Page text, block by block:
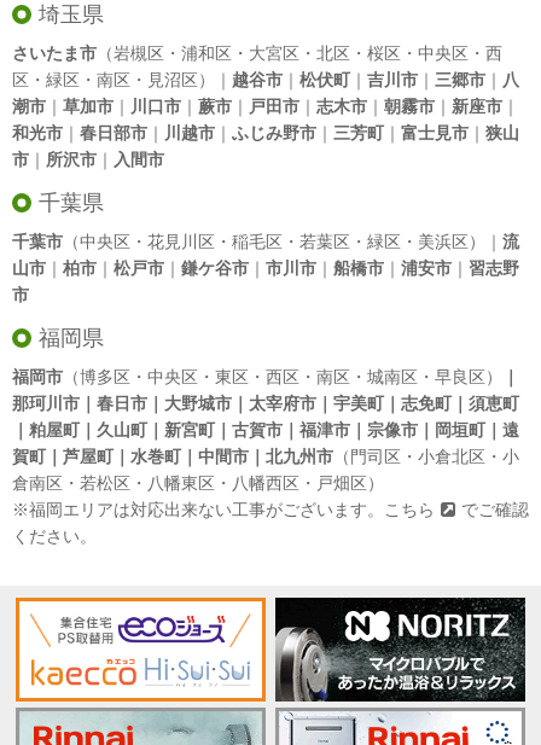
埼玉県
さいたま市 （岩槻区・浦和区・大宮区・北区・桜区・中央区・西
区・緑区・南区・見沼区）｜ 越谷市 ｜ 松伏町｜ 吉川市 ｜ 三郷市 ｜ 八
潮市 ｜ 草加市 ｜ 川口市 ｜ 蕨市 ｜ 戸田市 ｜ 志木市 ｜ 朝霧市 ｜ 新座市 ｜
和光市 ｜ 春日部市 ｜ 川越市 ｜ ふじみ野市 ｜ 三芳町｜ 富士見市 ｜ 狭山
市 ｜ 所沢市 ｜ 入間市
千葉県
千葉市 （中央区・花見川区・稲毛区・若葉区・緑区・美浜区）｜ 流
山市 ｜ 柏市 ｜ 松戸市 ｜ 鎌ケ谷市 ｜ 市川市 ｜ 船橋市 ｜ 浦安市 ｜ 習志野
市
福岡県
福岡市 （博多区・中央区・東区・西区・南区・城南区・早良区）
那珂川市｜春日市｜大野城市｜太宰府市｜宇美町｜志免町｜須恵町
｜粕屋町｜久山町｜新宮町｜古賀市｜福津市｜宗像市｜岡垣町｜遠
賀町｜芦屋町｜水巻町｜中間市｜北九州市 （門司区・小倉北区・小
倉南区・若松区・八幡東区・八幡西区・戸畑区）
※福岡エリアは対応出来ない工事がございます。
こちら
でご確認
ください。